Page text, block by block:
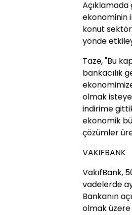
ekonominin
konut
yönde
Taze, "Bu
bankacılık
olmak
indirime
ekonomik
çözümler
VAKIFBANK
VakıfBank,
vadelerde
Bankanın
olmak üzere